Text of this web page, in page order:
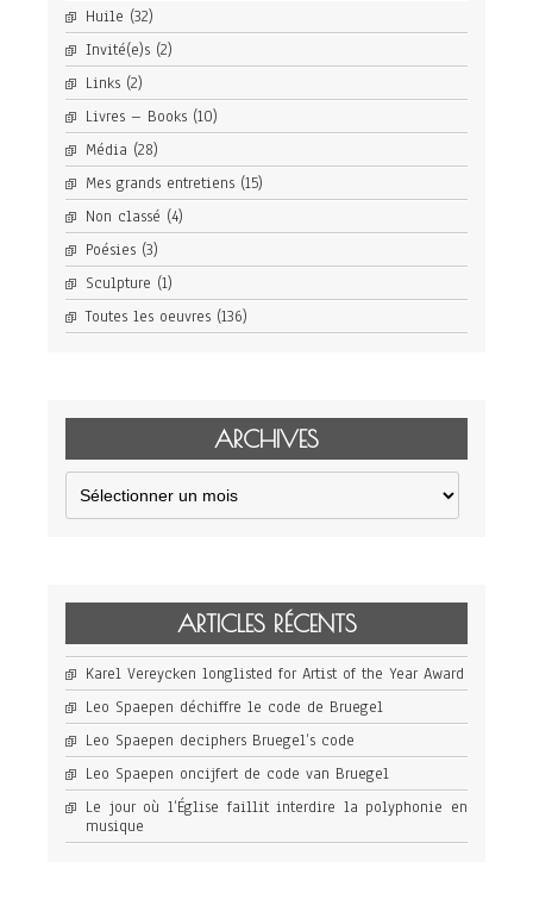
Huile (32)
Invité(e)s (2)
Links (2)
Livres – Books (10)
Média (28)
Mes grands entretiens (15)
Non classé (4)
Poésies (3)
Sculpture (1)
Toutes les oeuvres (136)
ARCHIVES
Archives
ARTICLES RÉCENTS
Karel Vereycken longlisted for Artist of the Year Award
Leo Spaepen déchiffre le code de Bruegel
Leo Spaepen deciphers Bruegel’s code
Leo Spaepen oncijfert de code van Bruegel
Le jour où l’Église faillit interdire la polyphonie en
musique